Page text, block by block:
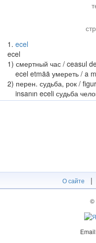
1 ecel
ecel
1) смертный час / ceasul
ecel etmää умереть / a
2) перен. судьба, рок /
insanın eceli судьба
О сайте |
©